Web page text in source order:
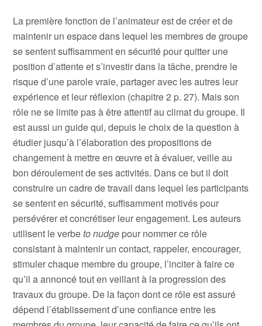
La première fonction de l’animateur est de créer et de
maintenir un espace dans lequel les membres de groupe
se sentent suffisamment en sécurité pour quitter une
position d’attente et s’investir dans la tâche, prendre le
risque d’une parole vraie, partager avec les autres leur
expérience et leur réflexion (chapitre 2 p. 27). Mais son
rôle ne se limite pas à être attentif au climat du groupe. Il
est aussi un guide qui, depuis le choix de la question à
étudier jusqu’à l’élaboration des propositions de
changement à mettre en œuvre et à évaluer, veille au
bon déroulement de ses activités. Dans ce but il doit
construire un cadre de travail dans lequel les participants
se sentent en sécurité, suffisamment motivés pour
persévérer et concrétiser leur engagement. Les auteurs
utilisent le verbeto nudge pour nommer ce rôle
consistant à maintenir un contact, rappeler, encourager,
stimuler chaque membre du groupe, l’inciter à faire ce
qu’il a annoncé tout en veillant à la progression des
travaux du groupe. De la façon dont ce rôle est assuré
dépend l’établissement d’une confiance entre les